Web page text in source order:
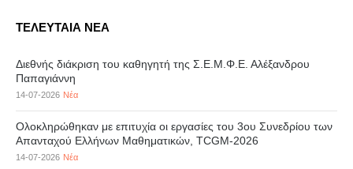
ΤΕΛΕΥΤΑΙΑ ΝΕΑ
Διεθνής διάκριση του καθηγητή της Σ.Ε.Μ.Φ.Ε. Αλέξανδρου
Παπαγιάννη
14-07-2026 Νέα
Ολοκληρώθηκαν με επιτυχία οι εργασίες του 3ου Συνεδρίου των
Απανταχού Ελλήνων Μαθηματικών, TCGM-2026
14-07-2026 Νέα